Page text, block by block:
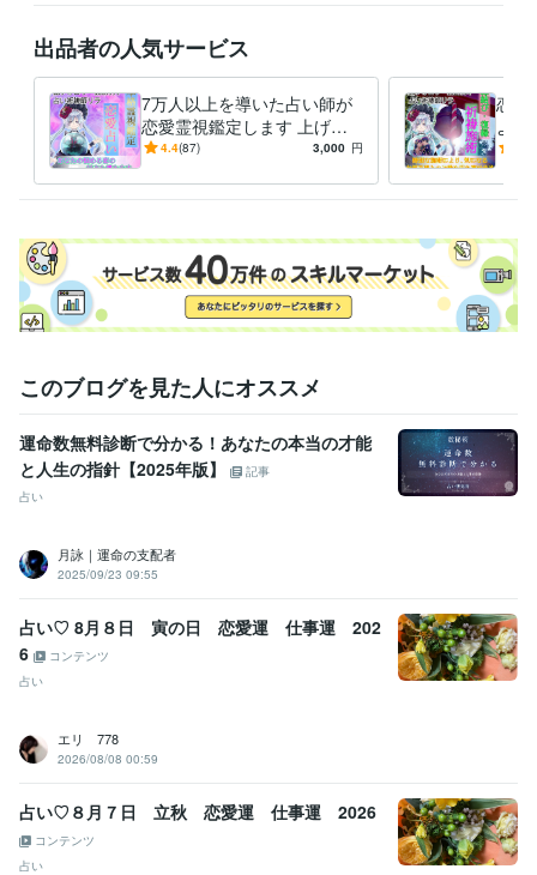
占い ♡恋愛全般♡霊視鑑定 縁結び祈祷、復縁祈祷 運勢占い
恋愛 霊視 縁結び
相手の気持ち
占い
悩み相談・カウンセリング 恋愛相談
恋愛 片想い 復縁 相談 恋愛相談 占い 不倫 浮気
複雑な恋愛
離婚
出品者の人気サービス
7万人以上を導いた占い師が
恋愛霊視鑑定します 上げ鑑
定なしで、私が視たものをお
4.4(87) 3,000 円
恋愛
よる
にし
このブログを見た人にオススメ
運命数無料診断で分かる！あなたの本当の才能
と人生の指針【2025年版】
記事
占い
月詠｜運命の支配者
2025/09/23 09:55
占い♡ 8月８日 寅の日 恋愛運 仕事運 202
6
コンテンツ
占い
エリ 778
2026/08/08 00:59
占い♡８月７日 立秋 恋愛運 仕事運 2026
コンテンツ
占い